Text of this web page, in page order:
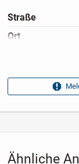
Ähnliche
Straße
Ort
Anzeigen­datum
Aufrufe dieser